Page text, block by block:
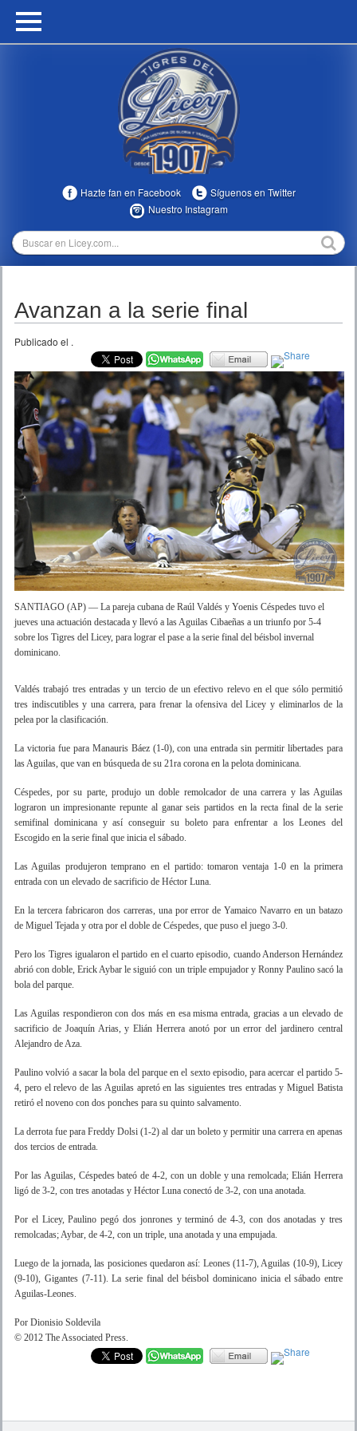
HOME
MULTIMEDIA
TEMPORADAS
Hazte fan en Facebook
Síguenos en Twitter
Nuestro Instagram
Avanzan a la serie final
Publicado el .
SANTIAGO (AP) — La pareja cubana de Raúl Valdés y Yoenis Céspedes tuvo el
jueves una actuación destacada y llevó a las Aguilas Cibaeñas a un triunfo por 5-4
sobre los Tigres del Licey, para lograr el pase a la serie final del béisbol invernal
dominicano.
Valdés trabajó tres entradas y un tercio de un efectivo relevo en el que sólo permitió
tres indiscutibles y una carrera, para frenar la ofensiva del Licey y eliminarlos de la
pelea por la clasificación.
La victoria fue para Manauris Báez (1-0), con una entrada sin permitir libertades para
las Aguilas, que van en búsqueda de su 21ra corona en la pelota dominicana.
Céspedes, por su parte, produjo un doble remolcador de una carrera y las Aguilas
lograron un impresionante repunte al ganar seis partidos en la recta final de la serie
semifinal dominicana y así conseguir su boleto para enfrentar a los Leones del
Escogido en la serie final que inicia el sábado.
Las Aguilas produjeron temprano en el partido: tomaron ventaja 1-0 en la primera
entrada con un elevado de sacrificio de Héctor Luna.
En la tercera fabricaron dos carreras, una por error de Yamaico Navarro en un batazo
de Miguel Tejada y otra por el doble de Céspedes, que puso el juego 3-0.
Pero los Tigres igualaron el partido en el cuarto episodio, cuando Anderson Hernández
abrió con doble, Erick Aybar le siguió con un triple empujador y Ronny Paulino sacó la
bola del parque.
Las Aguilas respondieron con dos más en esa misma entrada, gracias a un elevado de
sacrificio de Joaquín Arias, y Elián Herrera anotó por un error del jardinero central
Alejandro de Aza.
Paulino volvió a sacar la bola del parque en el sexto episodio, para acercar el partido 5-
4, pero el relevo de las Aguilas apretó en las siguientes tres entradas y Miguel Batista
retiró el noveno con dos ponches para su quinto salvamento.
La derrota fue para Freddy Dolsi (1-2) al dar un boleto y permitir una carrera en apenas
dos tercios de entrada.
Por las Aguilas, Céspedes bateó de 4-2, con un doble y una remolcada; Elián Herrera
ligó de 3-2, con tres anotadas y Héctor Luna conectó de 3-2, con una anotada.
Por el Licey, Paulino pegó dos jonrones y terminó de 4-3, con dos anotadas y tres
remolcadas; Aybar, de 4-2, con un triple, una anotada y una empujada.
Luego de la jornada, las posiciones quedaron así: Leones (11-7), Aguilas (10-9), Licey
(9-10), Gigantes (7-11). La serie final del béisbol dominicano inicia el sábado entre
Aguilas-Leones.
Por Dionisio Soldevila
© 2012 The Associated Press.